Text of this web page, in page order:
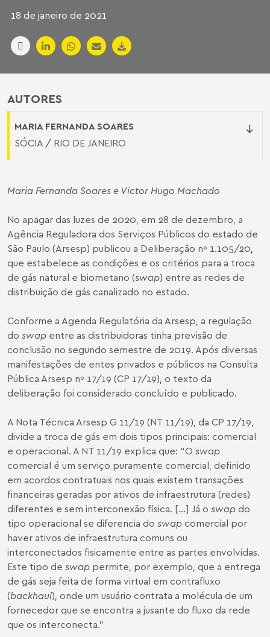
18 de janeiro de 2021
AUTORES
MARIA FERNANDA SOARES
SÓCIA / RIO DE JANEIRO
Maria Fernanda Soares e Victor Hugo Machado
No apagar das luzes de 2020, em 28 de dezembro, a
Agência Reguladora dos Serviços Públicos do estado de
São Paulo (Arsesp) publicou a Deliberação nº 1.105/20,
que estabelece as condições e os critérios para a troca
de gás natural e biometano (swap) entre as redes de
distribuição de gás canalizado no estado.
Conforme a Agenda Regulatória da Arsesp, a regulação
do swap entre as distribuidoras tinha previsão de
conclusão no segundo semestre de 2019. Após diversas
manifestações de entes privados e públicos na Consulta
Pública Arsesp nº 17/19 (CP 17/19), o texto da
deliberação foi considerado concluído e publicado.
A Nota Técnica Arsesp G 11/19 (NT 11/19), da CP 17/19,
divide a troca de gás em dois tipos principais: comercial
e operacional. A NT 11/19 explica que: “O swap
comercial é um serviço puramente comercial, definido
em acordos contratuais nos quais existem transações
financeiras geradas por ativos de infraestrutura (redes)
diferentes e sem interconexão física. [...] Já o swap do
tipo operacional se diferencia do swap comercial por
haver ativos de infraestrutura comuns ou
interconectados fisicamente entre as partes envolvidas.
Este tipo de swap permite, por exemplo, que a entrega
de gás seja feita de forma virtual em contrafluxo
(backhaul), onde um usuário contrata a molécula de um
fornecedor que se encontra a jusante do fluxo da rede
que os interconecta.”